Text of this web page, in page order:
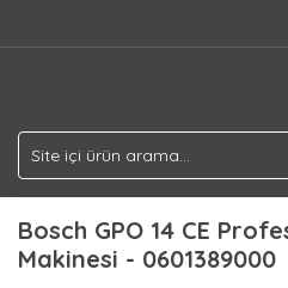
Bosch GPO 14 CE
Makinesi - 0601389000